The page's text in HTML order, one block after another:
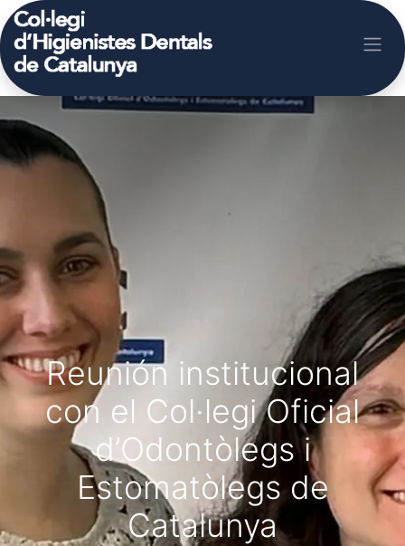
Reunión institucional
con el Col·legi Oficial
d’Odontòlegs i
Estomatòlegs de
Catalunya